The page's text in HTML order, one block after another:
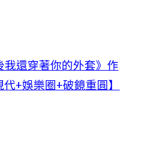
我還穿著你的外套》作
+娛樂圈+破鏡重圓】